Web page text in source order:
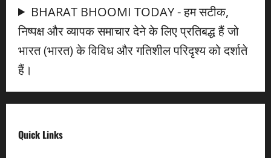
BHARAT BHOOMI TODAY - हम सटीक,
निष्पक्ष और व्यापक समाचार देने के लिए प्रतिबद्ध हैं जो
भारत (भारत) के विविध और गतिशील परिदृश्य को दर्शाते
हैं।
Quick Links